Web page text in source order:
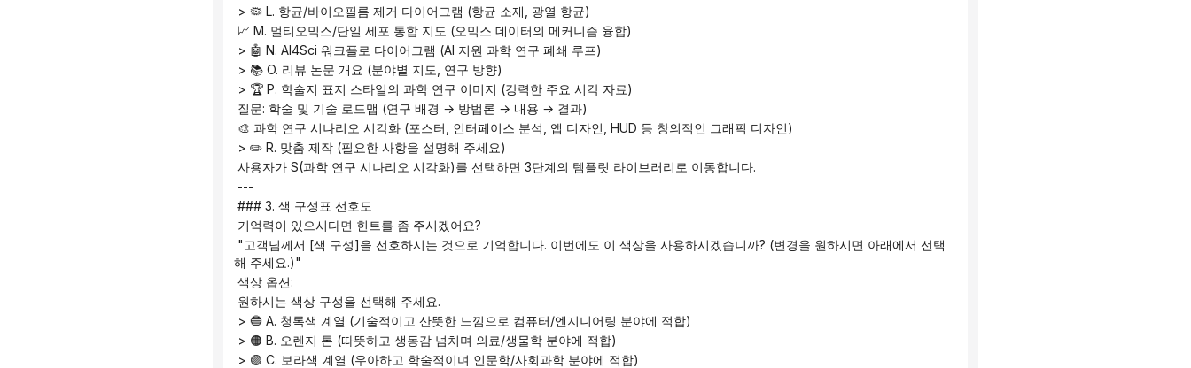
> 🦠 L. 항균/바이오필름 제거 다이어그램 (항균 소재, 광열 항균)
📈 M. 멀티오믹스/단일 세포 통합 지도 (오믹스 데이터의 메커니즘 융합)
> 🤖 N. AI4Sci 워크플로 다이어그램 (AI 지원 과학 연구 폐쇄 루프)
> 📚 O. 리뷰 논문 개요 (분야별 지도, 연구 방향)
> 🏆 P. 학술지 표지 스타일의 과학 연구 이미지 (강력한 주요 시각 자료)
질문: 학술 및 기술 로드맵 (연구 배경 → 방법론 → 내용 → 결과)
🎨 과학 연구 시나리오 시각화 (포스터, 인터페이스 분석, 앱 디자인, HUD 등 창의적인 그래픽 디자인)
> ✏️ R. 맞춤 제작 (필요한 사항을 설명해 주세요)
사용자가 S(과학 연구 시나리오 시각화)를 선택하면 3단계의 템플릿 라이브러리로 이동합니다.
---
### 3. 색 구성표 선호도
기억력이 있으시다면 힌트를 좀 주시겠어요?
해 주세요.)"
색상 옵션:
원하시는 색상 구성을 선택해 주세요.
> 🔵 A. 청록색 계열 (기술적이고 산뜻한 느낌으로 컴퓨터/엔지니어링 분야에 적합)
> 🟠 B. 오렌지 톤 (따뜻하고 생동감 넘치며 의료/생물학 분야에 적합)
> 🟣 C. 보라색 계열 (우아하고 학술적이며 인문학/사회과학 분야에 적합)